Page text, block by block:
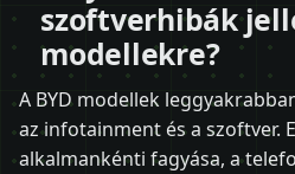
szoftverhibák
modellekre?
A BYD modellek
az infotainment és a szoftver.
alkalmankénti fagyása, a